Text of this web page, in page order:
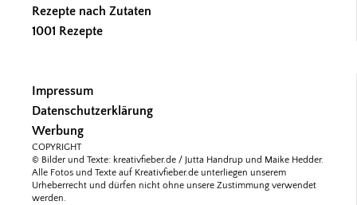
Rezepte nach Zutaten
1001 Rezepte
Impressum
Datenschutzerklärung
Werbung
COPYRIGHT
© Bilder und Texte: kreativfieber.de / Jutta Handrup und Maike Hedder.
Alle Fotos und Texte auf Kreativfieber.de unterliegen unserem
Urheberrecht und dürfen nicht ohne unsere Zustimmung verwendet
werden.